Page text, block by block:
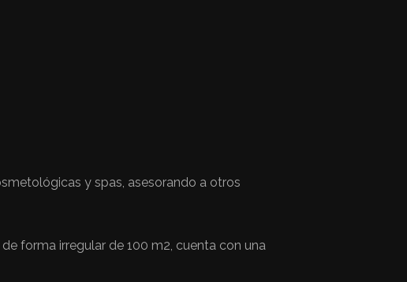
y spas, asesorando a otros
forma irregular de 100 m2, cuenta con una